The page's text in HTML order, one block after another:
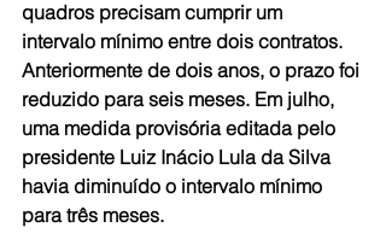
quadros precisam cumprir um
intervalo mínimo entre dois contratos.
Anteriormente de dois anos, o prazo foi
reduzido para seis meses. Em julho,
uma medida provisória editada pelo
presidente Luiz Inácio Lula da Silva
havia diminuído o intervalo mínimo
para três meses.